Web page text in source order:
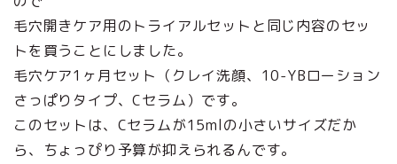
毛穴開きケア用のトライアルセットと同じ内容のセッ
トを買うことにしました。
毛穴ケア1ヶ月セット（クレイ洗顔、10-YBローション
さっぱりタイプ、Cセラム）です。
このセットは、Cセラムが15mlの小さいサイズだか
ら、ちょっぴり予算が抑えられるんです。